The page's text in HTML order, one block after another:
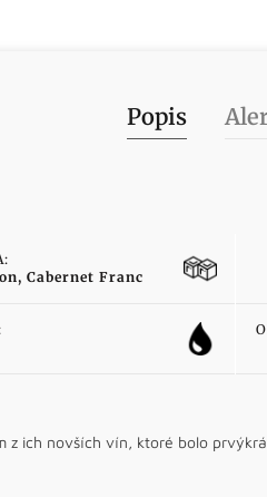
Popis
Cabernet Franc
z ich novších vín, ktoré bolo